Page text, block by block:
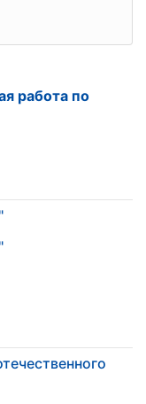
работа по